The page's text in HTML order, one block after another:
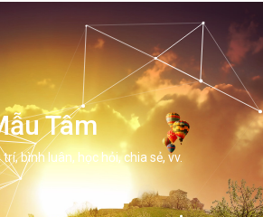
Tâm
bình luân, học hỏi, chia sẻ, vv.